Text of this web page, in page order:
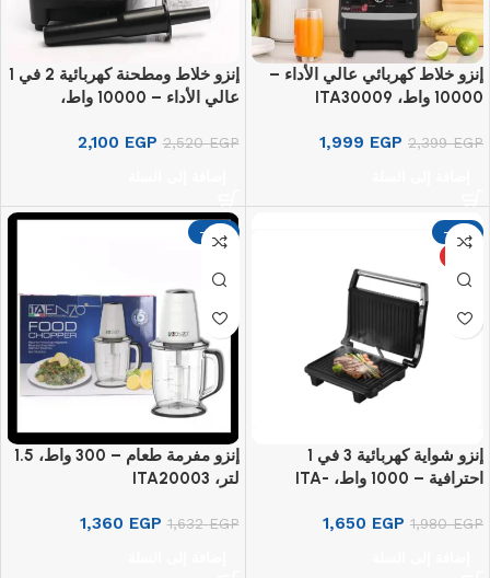
إنزو خلاط كهربائي عالي الأداء –
10000 واط، ITA30009
2,399EGP
1,999 EGP
إنزو خلاط ومطحنة كهربائية 2 في 1
عالي الأداء – 10000 واط،
2,520EGP
2,100 EGP
-17%
إنزو شواية كهربائية 3 في 1
احترافية – 1000 واط، ITA-
1,980EGP
1,650 EGP
-17%
إنزو مفرمة طعام – 300 واط، 1.5
لتر، ITA20003
1,632EGP
1,360 EGP